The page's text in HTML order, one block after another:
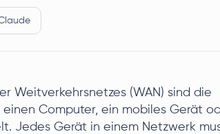
Weitverkehrsnetzes (WAN) sind die
Computer, ein mobiles Gerät
Jedes Gerät in einem Netzwerk